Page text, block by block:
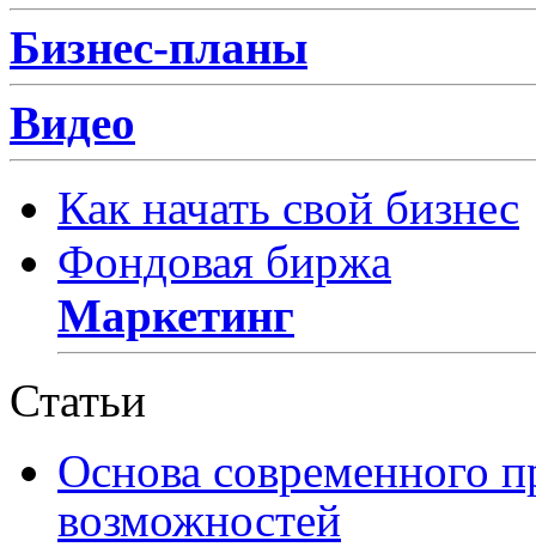
Бизнес-планы
Видео
Как начать свой бизнес
Фондовая биржа
Маркетинг
Статьи
Основа современного
возможностей